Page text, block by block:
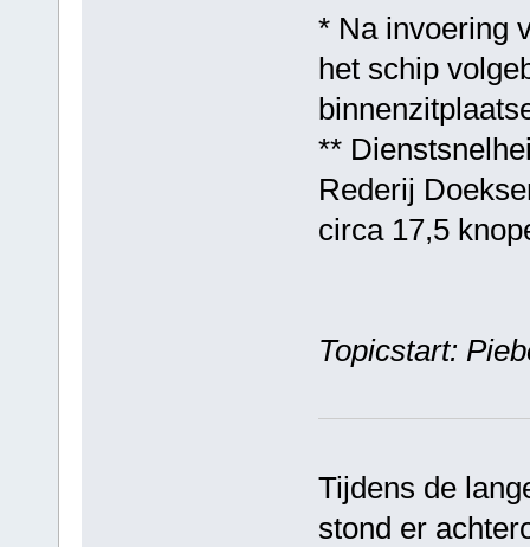
* Na invoering
het schip
**
Rederij
circa 17,5
Topicstart:
Tijdens de
stond er